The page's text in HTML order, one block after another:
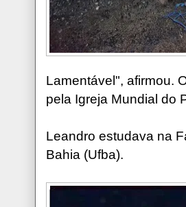
Lamentável", afirmou.
pela Igreja Mundial do
Leandro estudava na
Bahia (Ufba).